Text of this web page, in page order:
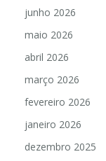
junho 2026
maio 2026
abril 2026
março 2026
fevereiro 2026
janeiro 2026
dezembro 2025